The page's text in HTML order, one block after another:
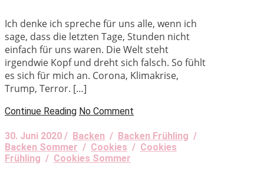
Ich denke ich spreche für uns alle, wenn ich
sage, dass die letzten Tage, Stunden nicht
einfach für uns waren. Die Welt steht
irgendwie Kopf und dreht sich falsch. So fühlt
es sich für mich an. Corona, Klimakrise,
Trump, Terror. […]
Continue Reading No Comment
30. Juni 2020 / Backen / Backen Frühling /
Backen Sommer / Cookies / Cookies
Frühling / Cookies Sommer